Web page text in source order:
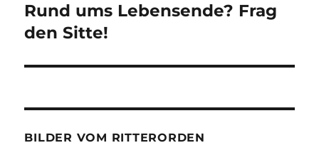
Nächster
Beitrag:
Rund ums Lebensende? Frag
den Sitte!
BILDER VOM RITTERORDEN